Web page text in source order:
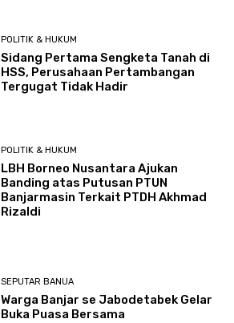
POLITIK & HUKUM
Sidang Pertama Sengketa Tanah di
HSS, Perusahaan Pertambangan
Tergugat Tidak Hadir
POLITIK & HUKUM
LBH Borneo Nusantara Ajukan
Banding atas Putusan PTUN
Banjarmasin Terkait PTDH Akhmad
Rizaldi
SEPUTAR BANUA
Warga Banjar se Jabodetabek Gelar
Buka Puasa Bersama